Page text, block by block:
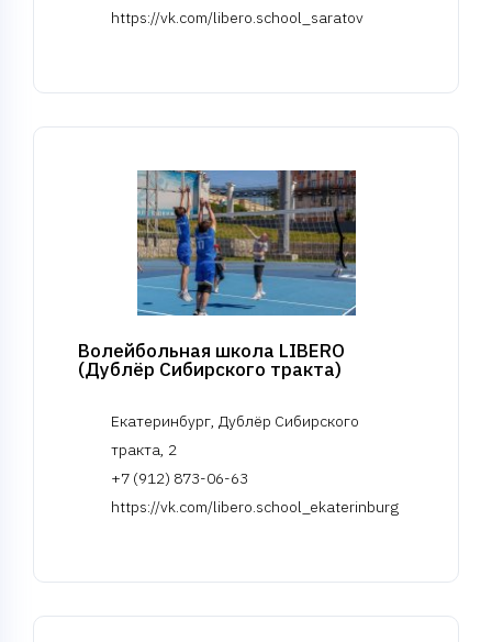
https://vk.com/libero.school_saratov
Волейбольная школа LIBERO
(Дублёр Сибирского тракта)
Екатеринбург, Дублёр Сибирского
тракта, 2
+7 (912) 873-06-63
https://vk.com/libero.school_ekaterinburg